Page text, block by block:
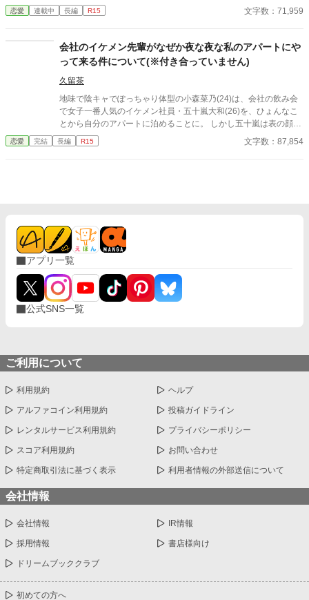
健康管理、過保護な独占欲。 甘くて危険な“保護生活”の中で、 私
は少しずつ彼に心を奪われていく――。 元社畜OL×執着気味の溺
恋愛 連載中 長編 R15 文字数：71,959
会社のイケメン先輩がなぜか夜な夜な私のアパートにや
って来る件について(※付き合っていません)
久留茶
地味で陰キャでぽっちゃり体型の小森菜乃(24)は、会社の飲み会
で女子一番人気のイケメン社員・五十嵐大和(26)を、ひょんなこ
とから自分のアパートに泊めることに。 しかし五十嵐は表の顔と
は別に、腹黒でひと癖もふた癖もある男だった。 「お前は俺の恋
愛対象外。ヤル気も全く起きない安全地帯」 ――酷い言葉に、菜
た。 →表紙はイラストをGrok タイトルをChatGPTでAI生成して
います。
恋愛 完結 長編 R15 文字数：87,854
アプリ一覧
公式SNS一覧
ご利用について
利用規約 ヘルプ
アルファコイン利用規約 投稿ガイドライン
レンタルサービス利用規約 プライバシーポリシー
スコア利用規約 お問い合わせ
特定商取引法に基づく表示 利用者情報の外部送信について
会社情報
会社情報 IR情報
採用情報 書店様向け
ドリームブッククラブ
初めての方へ